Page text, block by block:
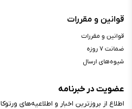
عضویت در خبرنامه
اطلاع از بروز‌ترین اخبار و اطلاعیه‌های ورتوکا
قوانین و مقررات
قوانین و مقررات
ضمانت ۷ روزه
شیوه‌های ارسال